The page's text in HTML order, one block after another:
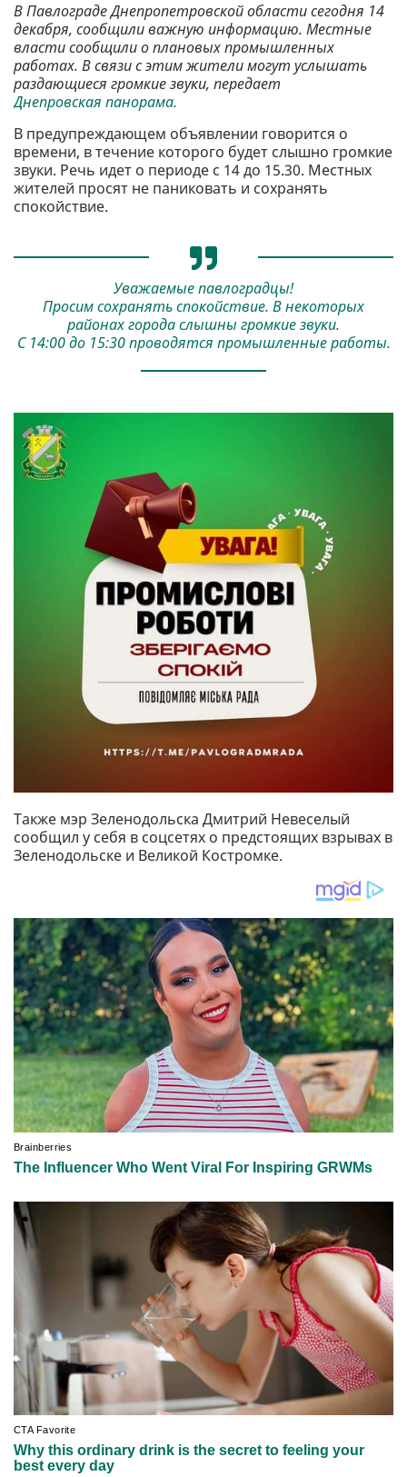
В Павлограде Днепропетровской области сегодня 14
декабря, сообщили важную информацию. Местные
власти сообщили о плановых промышленных
работах. В связи с этим жители могут услышать
раздающиеся громкие звуки, передает
Днепровская панорама.
В предупреждающем объявлении говорится о
времени, в течение которого будет слышно громкие
звуки. Речь идет о периоде с 14 до 15.30. Местных
жителей просят не паниковать и сохранять
спокойствие.
Уважаемые павлоградцы!
Просим сохранять спокойствие. В некоторых
районах города слышны громкие звуки.
С 14:00 до 15:30 проводятся промышленные работы.
Также мэр Зеленодольска Дмитрий Невеселый
сообщил у себя в соцсетях о предстоящих взрывах в
Зеленодольске и Великой Костромке.